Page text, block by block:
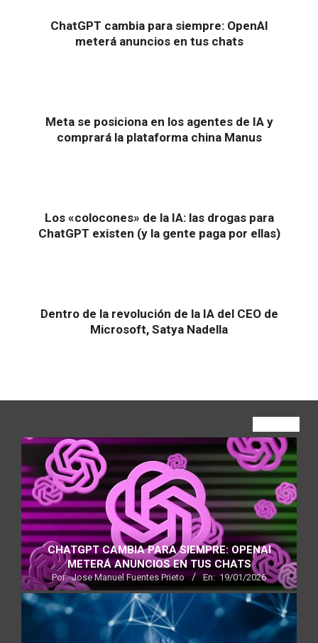
ChatGPT cambia para siempre: OpenAI
meterá anuncios en tus chats
Meta se posiciona en los agentes de IA y
comprará la plataforma china Manus
Los «colocones» de la IA: las drogas para
ChatGPT existen (y la gente paga por ellas)
Dentro de la revolución de la IA del CEO de
Microsoft, Satya Nadella
CHATGPT CAMBIA PARA SIEMPRE: OPENAI
METERÁ ANUNCIOS EN TUS CHATS
Por: Jose Manuel Fuentes Prieto En: 19/01/2026